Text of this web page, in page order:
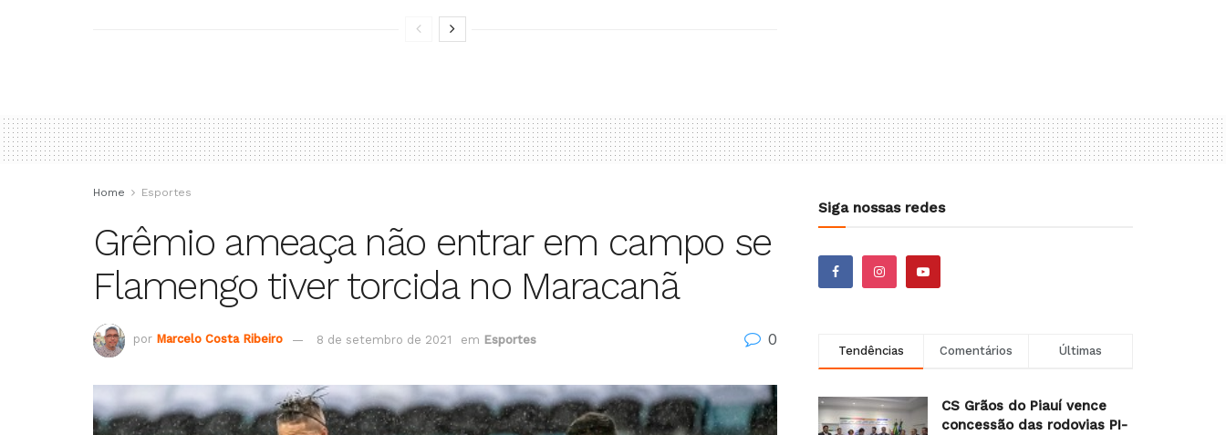
Home Esportes
Grêmio ameaça não entrar em campo se
Flamengo tiver torcida no Maracanã
por Marcelo Costa Ribeiro 8 de setembro de 2021 em Esportes 0
Siga nossas redes
Tendências Comentários Últimas
CS Grãos do Piauí vence
concessão das rodovias PI-